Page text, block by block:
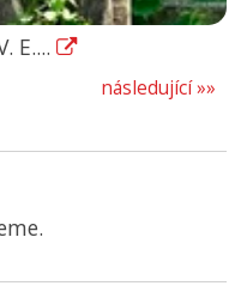
E....
následující »»